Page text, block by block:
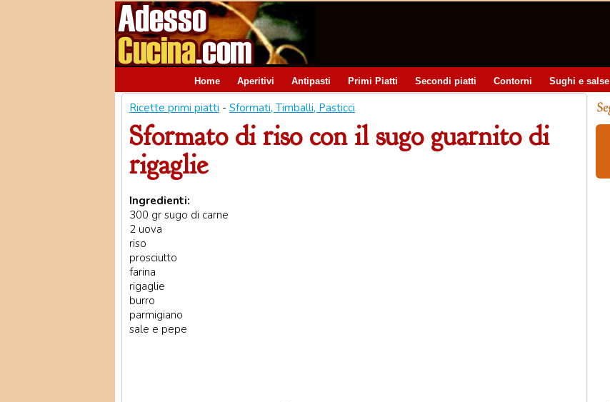
Home Aperitivi Antipasti Primi Piatti Secondi piatti Contorni Sughi e salse
Ricette primi piatti - Sformati, Timballi, Pasticci
Sformato di riso con il sugo guarnito di
rigaglie
Ingredienti:
300 gr sugo di carne
2 uova
riso
prosciutto
farina
rigaglie
burro
parmigiano
sale e pepe